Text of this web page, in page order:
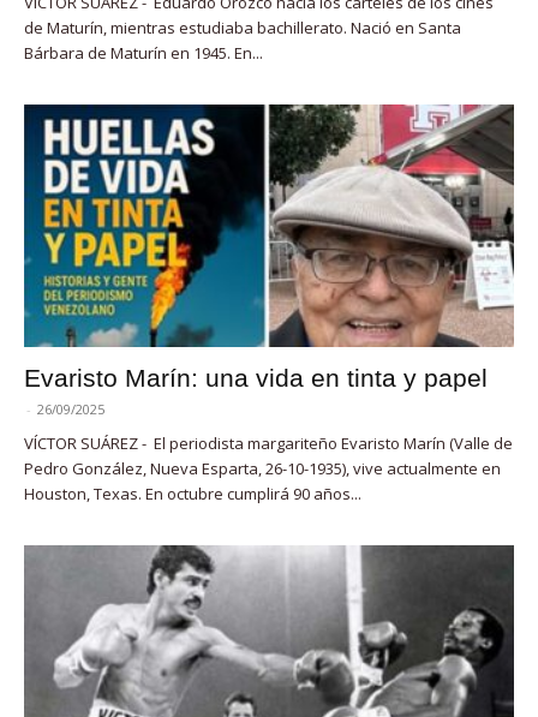
de Maturín, mientras estudiaba bachillerato. Nació en Santa
Bárbara de Maturín en 1945. En...
Evaristo Marín: una vida en tinta y papel
- 26/09/2025
VÍCTOR SUÁREZ - El periodista margariteño Evaristo Marín (Valle de
Pedro González, Nueva Esparta, 26-10-1935), vive actualmente en
Houston, Texas. En octubre cumplirá 90 años...